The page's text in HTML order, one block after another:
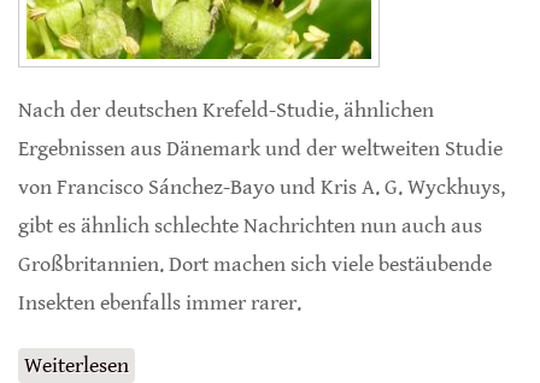
Nach der deutschen Krefeld-Studie, ähnlichen
Ergebnissen aus Dänemark und der weltweiten Studie
von Francisco Sánchez-Bayo und Kris A. G. Wyckhuys,
gibt es ähnlich schlechte Nachrichten nun auch aus
Großbritannien. Dort machen sich viele bestäubende
Insekten ebenfalls immer rarer.
Weiterlesen